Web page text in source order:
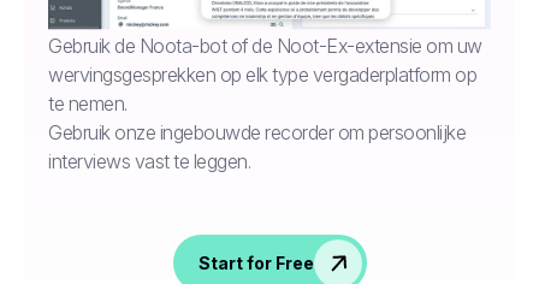
Gebruik de Noota-bot of de Noot-Ex-extensie om uw
wervingsgesprekken op elk type vergaderplatform op
te nemen.
Gebruik onze ingebouwde recorder om persoonlijke
interviews vast te leggen.
Start for Free